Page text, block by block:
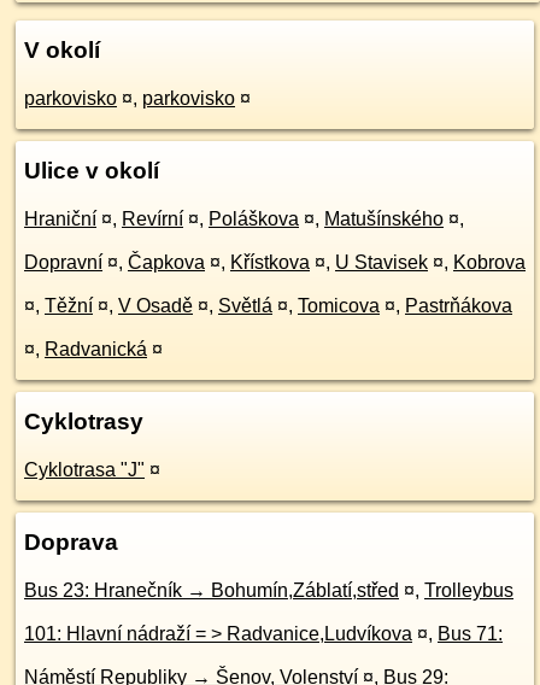
V okolí
parkovisko ¤, parkovisko ¤
Ulice v okolí
Hraniční ¤, Revírní ¤, Poláškova ¤, Matušínského ¤,
Dopravní ¤, Čapkova ¤, Křístkova ¤, U Stavisek ¤, Kobrova
¤, Těžní ¤, V Osadě ¤, Světlá ¤, Tomicova ¤, Pastrňákova
¤, Radvanická ¤
Cyklotrasy
Cyklotrasa "J" ¤
Doprava
Bus 23: Hranečník → Bohumín,Záblatí,střed ¤, Trolleybus
101: Hlavní nádraží = > Radvanice,Ludvíkova ¤, Bus 71:
Náměstí Republiky → Šenov, Volenství ¤, Bus 29: